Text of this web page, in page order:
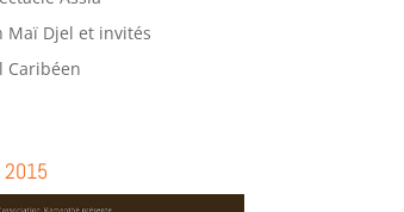
Maï Djel et invités
Caribéen
2015